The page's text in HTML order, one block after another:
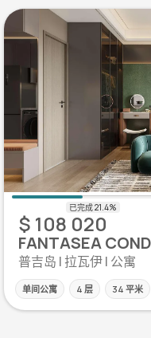
$ 108 020
FANTASEA
普吉岛 | 拉瓦伊 | 公寓
单间公寓 4 层 34 平米